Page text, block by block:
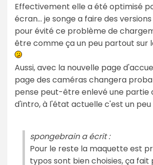
Effectivement elle a été optimisé
écran... je songe a faire des
pour évité ce problème de
être comme ça un peu partout sur
Aussi, avec la nouvelle page
page des caméras changera
pense peut-être enlevé une partie
d'intro, à l'état actuelle c'est un peu
spongebrain a écrit :
Pour le reste la maquette est
typos sont bien choisies, ça fait